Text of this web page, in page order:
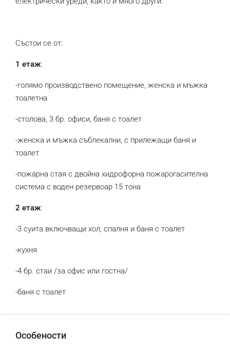
Състои се от:
1 етаж:
-голямо производствено помещение, женска и мъжка
тоалетна
-столова, 3 бр. офиси, баня с тоалет
-женска и мъжка съблекални, с прилежащи баня и
тоалет
-пожарна стая с двойна хидрофорна пожарогасителна
система с воден резервоар 15 тона
2 етаж:
-3 суита включващи хол, спалня и баня с тоалет
-кухня
-4 бр. стаи /за офис или гостна/
-баня с тоалет
Особености